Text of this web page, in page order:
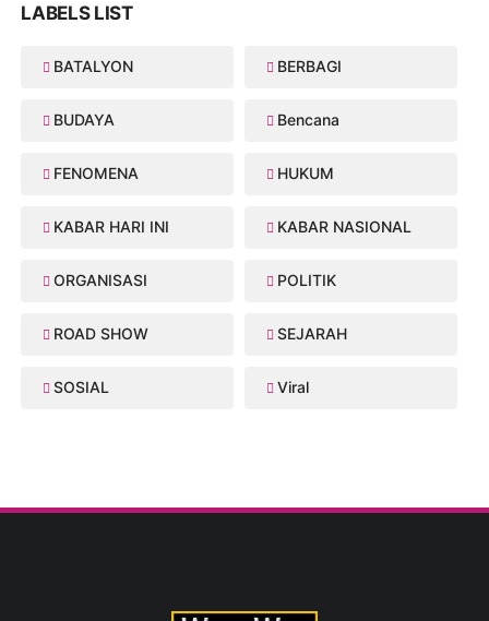
LABELS LIST
BATALYON BERBAGI
BUDAYA Bencana
FENOMENA HUKUM
KABAR HARI INI KABAR NASIONAL
ORGANISASI POLITIK
ROAD SHOW SEJARAH
SOSIAL Viral